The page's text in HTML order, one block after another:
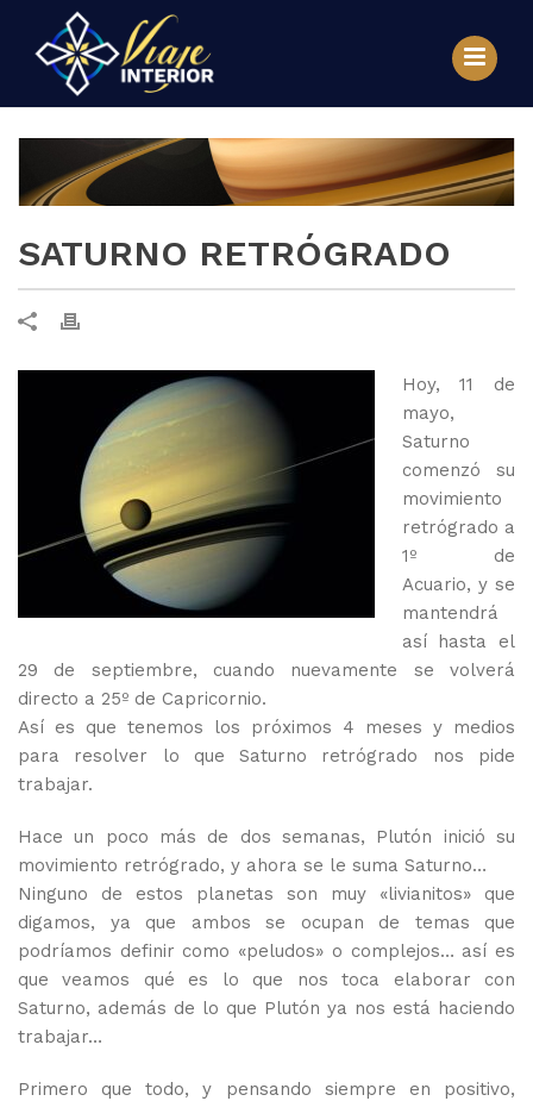
SATURNO RETRÓGRADO
Hoy, 11 de
mayo,
Saturno
comenzó su
movimiento
retrógrado a
1º de
Acuario, y se
mantendrá
así hasta el
29 de septiembre, cuando nuevamente se volverá
directo a 25º de Capricornio.
Así es que tenemos los próximos 4 meses y medios
para resolver lo que Saturno retrógrado nos pide
trabajar.
Hace un poco más de dos semanas, Plutón inició su
movimiento retrógrado, y ahora se le suma Saturno…
Ninguno de estos planetas son muy «livianitos» que
digamos, ya que ambos se ocupan de temas que
podríamos definir como «peludos» o complejos… así es
que veamos qué es lo que nos toca elaborar con
Saturno, además de lo que Plutón ya nos está haciendo
trabajar…
Primero que todo, y pensando siempre en positivo,